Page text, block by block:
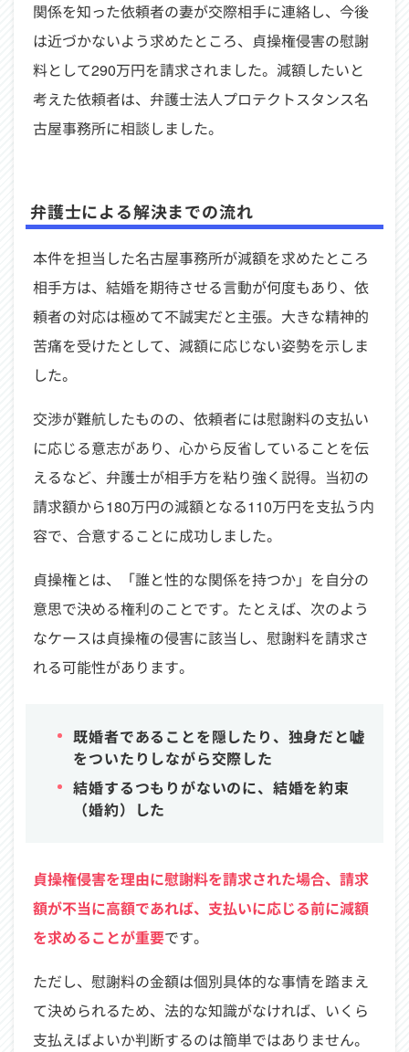
関係を知った依頼者の妻が交際相手に連絡し、今後
は近づかないよう求めたところ、貞操権侵害の慰謝
料として290万円を請求されました。減額したいと
考えた依頼者は、弁護士法人プロテクトスタンス名
古屋事務所に相談しました。
弁護士による解決までの流れ
本件を担当した名古屋事務所が減額を求めたところ
相手方は、結婚を期待させる言動が何度もあり、依
頼者の対応は極めて不誠実だと主張。大きな精神的
苦痛を受けたとして、減額に応じない姿勢を示しま
した。
交渉が難航したものの、依頼者には慰謝料の支払い
に応じる意志があり、心から反省していることを伝
えるなど、弁護士が相手方を粘り強く説得。当初の
請求額から180万円の減額となる110万円を支払う内
容で、合意することに成功しました。
貞操権とは、「誰と性的な関係を持つか」を自分の
意思で決める権利のことです。たとえば、次のよう
なケースは貞操権の侵害に該当し、慰謝料を請求さ
れる可能性があります。
既婚者であることを隠したり、独身だと嘘
をついたりしながら交際した
結婚するつもりがないのに、結婚を約束
（婚約）した
貞操権侵害を理由に慰謝料を請求された場合、請求
額が不当に高額であれば、支払いに応じる前に減額
を求めることが重要です。
ただし、慰謝料の金額は個別具体的な事情を踏まえ
て決められるため、法的な知識がなければ、いくら
支払えばよいか判断するのは簡単ではありません。